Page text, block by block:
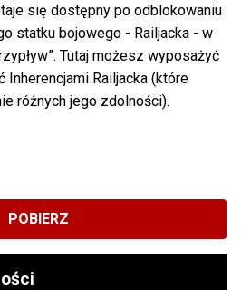
się dostępny po odblokowaniu
statku bojowego - Railjacka - w
Tutaj możesz wyposażyć
Railjacka (które
różnych jego zdolności).
POBIERZ